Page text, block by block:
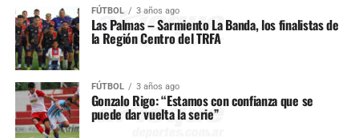
FÚTBOL 3 años ago
Las Palmas – Sarmiento La Banda, los finalistas de
la Región Centro del TRFA
FÚTBOL 3 años ago
Gonzalo Rigo: “Estamos con confianza que se
puede dar vuelta la serie”